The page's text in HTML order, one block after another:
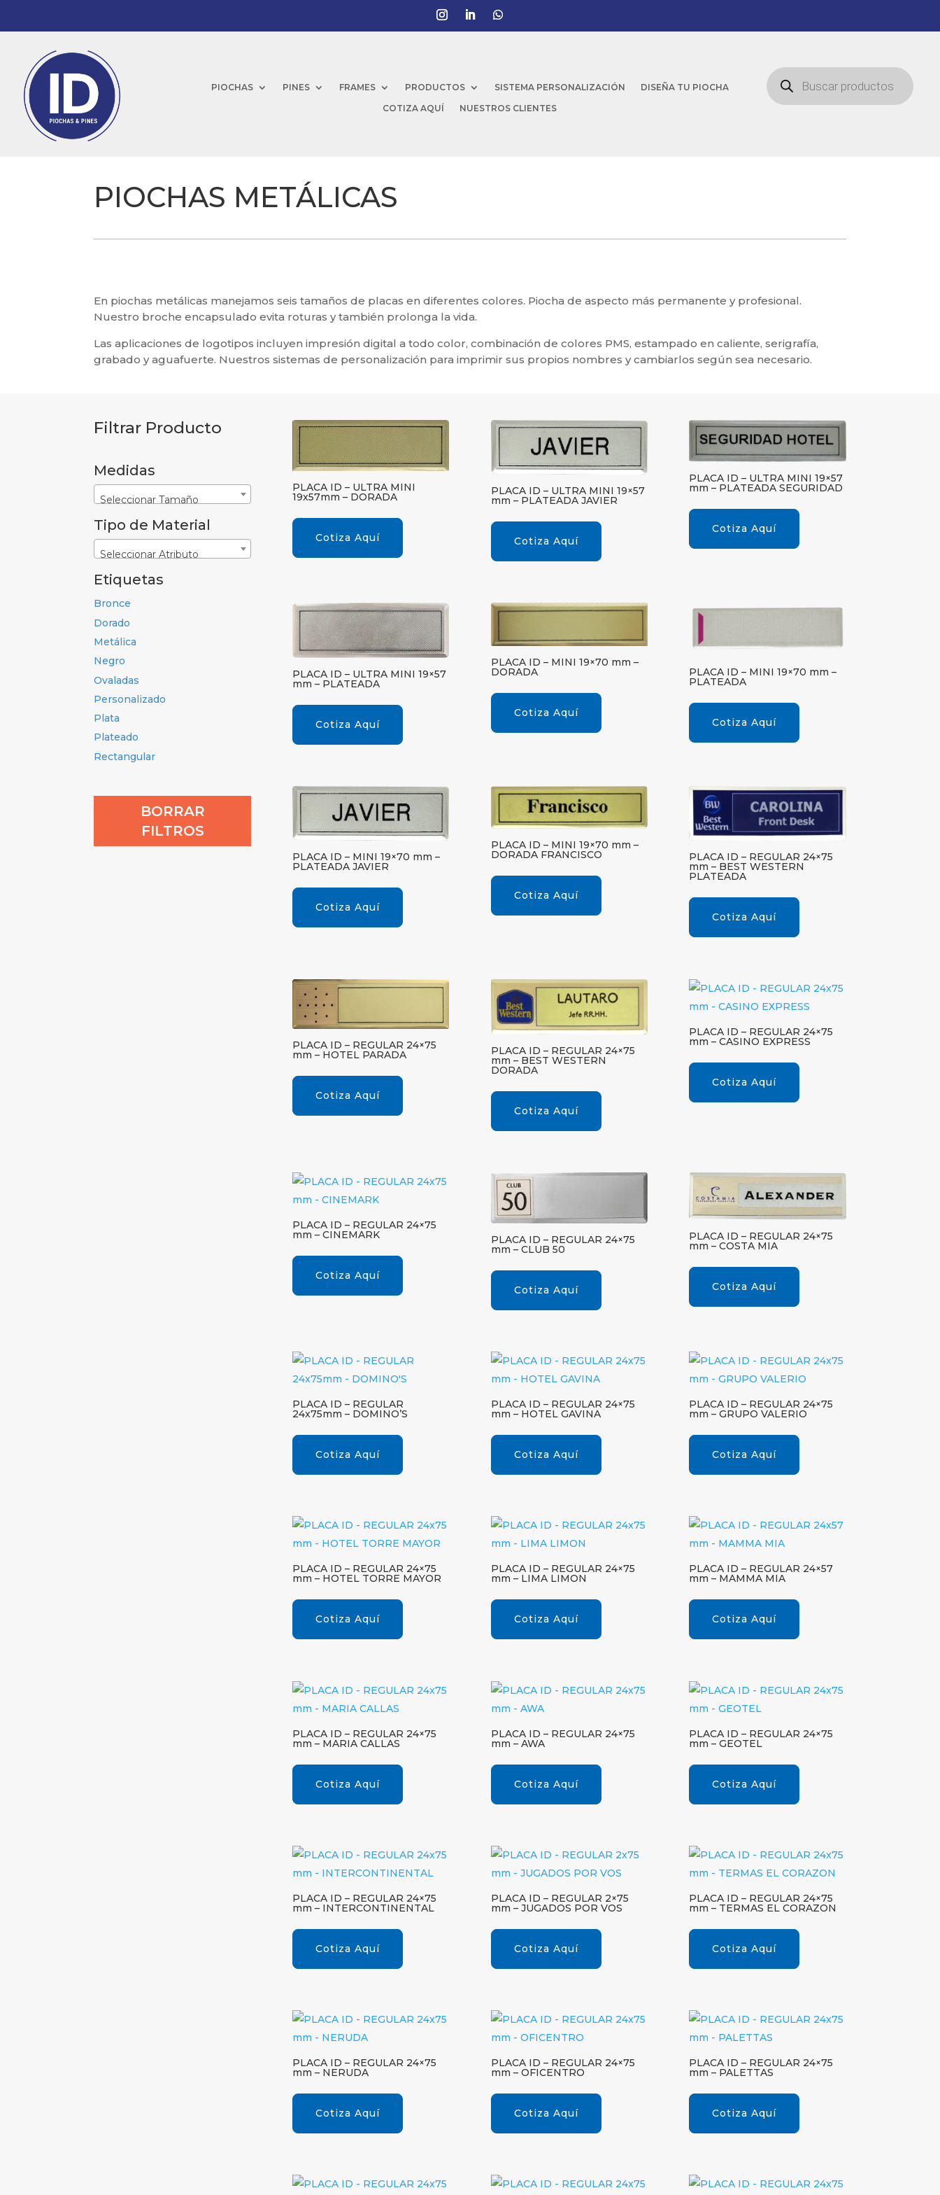
PIOCHAS PINES FRAMES PRODUCTOS SISTEMA PERSONALIZACIÓN
DISEÑA TU PIOCHA
COTIZA AQUÍ
NUESTROS CLIENTES
Búsqueda
de
productos
PIOCHAS METÁLICAS
En piochas metálicas manejamos seis tamaños de placas en diferentes colores. Piocha de aspecto más permanente y profesional.
Nuestro broche encapsulado evita roturas y también prolonga la vida.
Las aplicaciones de logotipos incluyen impresión digital a todo color, combinación de colores PMS, estampado en caliente, serigrafía,
grabado y aguafuerte. Nuestros sistemas de personalización para imprimir sus propios nombres y cambiarlos según sea necesario.
Filtrar Producto
Medidas
Seleccionar Tamaño
Tipo de Material
Seleccionar Atributo
Etiquetas
Bronce
Dorado
Metálica
Negro
Ovaladas
Personalizado
Plata
Plateado
Rectangular
BORRAR
FILTROS
PLACA ID – ULTRA MINI
19x57mm – DORADA
Cotiza Aquí
PLACA ID – ULTRA MINI 19×57
mm – PLATEADA JAVIER
Cotiza Aquí
PLACA ID – ULTRA MINI 19×57
mm – PLATEADA SEGURIDAD
Cotiza Aquí
PLACA ID – ULTRA MINI 19×57
mm – PLATEADA
Cotiza Aquí
PLACA ID – MINI 19×70 mm –
DORADA
Cotiza Aquí
PLACA ID – MINI 19×70 mm –
PLATEADA
Cotiza Aquí
PLACA ID – MINI 19×70 mm –
PLATEADA JAVIER
Cotiza Aquí
PLACA ID – MINI 19×70 mm –
DORADA FRANCISCO
Cotiza Aquí
PLACA ID – REGULAR 24×75
mm – BEST WESTERN
PLATEADA
Cotiza Aquí
PLACA ID – REGULAR 24×75
mm – HOTEL PARADA
Cotiza Aquí
PLACA ID – REGULAR 24×75
mm – BEST WESTERN
DORADA
Cotiza Aquí
PLACA ID – REGULAR 24×75
mm – CASINO EXPRESS
Cotiza Aquí
PLACA ID – REGULAR 24×75
mm – CINEMARK
Cotiza Aquí
PLACA ID – REGULAR 24×75
mm – CLUB 50
Cotiza Aquí
PLACA ID – REGULAR 24×75
mm – COSTA MIA
Cotiza Aquí
PLACA ID – REGULAR
24x75mm – DOMINO’S
Cotiza Aquí
PLACA ID – REGULAR 24×75
mm – HOTEL GAVINA
Cotiza Aquí
PLACA ID – REGULAR 24×75
mm – GRUPO VALERIO
Cotiza Aquí
PLACA ID – REGULAR 24×75
mm – HOTEL TORRE MAYOR
Cotiza Aquí
PLACA ID – REGULAR 24×75
mm – LIMA LIMON
Cotiza Aquí
PLACA ID – REGULAR 24×57
mm – MAMMA MIA
Cotiza Aquí
PLACA ID – REGULAR 24×75
mm – MARIA CALLAS
Cotiza Aquí
PLACA ID – REGULAR 24×75
mm – AWA
Cotiza Aquí
PLACA ID – REGULAR 24×75
mm – GEOTEL
Cotiza Aquí
PLACA ID – REGULAR 24×75
mm – INTERCONTINENTAL
Cotiza Aquí
PLACA ID – REGULAR 2×75
mm – JUGADOS POR VOS
Cotiza Aquí
PLACA ID – REGULAR 24×75
mm – TERMAS EL CORAZON
Cotiza Aquí
PLACA ID – REGULAR 24×75
mm – NERUDA
Cotiza Aquí
PLACA ID – REGULAR 24×75
mm – OFICENTRO
Cotiza Aquí
PLACA ID – REGULAR 24×75
mm – PALETTAS
Cotiza Aquí